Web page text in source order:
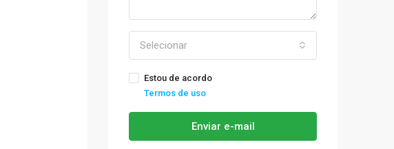
Selecionar
Estou de acordo
Termos de uso
Enviar e-mail